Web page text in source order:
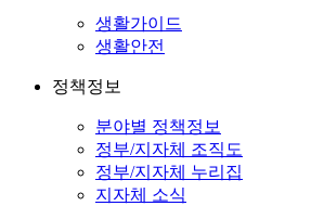
생활가이드
생활안전
정책정보
분야별 정책정보
정부/지자체 조직도
정부/지자체 누리집
지자체 소식